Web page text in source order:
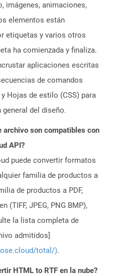
imágenes, animaciones,
elementos están
etiquetas y varios otros
ha comienzada y finaliza.
aplicaciones escritas
de comandos
Hojas de estilo (CSS) para
general del diseño.
archivo son compatibles con
API?
puede convertir formatos
familia de productos a
de productos a PDF,
(TIFF, JPEG, PNG BMP),
la lista completa de
admitidos]
total/).
HTML to RTF en la nube?